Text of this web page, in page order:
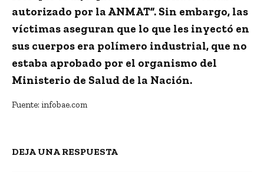
autorizado por la ANMAT”. Sin embargo, las
víctimas aseguran que lo que les inyectó en
sus cuerpos era polímero industrial, que no
estaba aprobado por el organismo del
Ministerio de Salud de la Nación.
Fuente: infobae.com
DEJA UNA RESPUESTA